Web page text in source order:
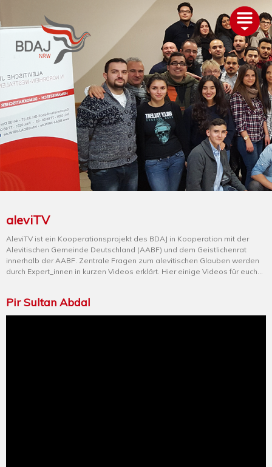
AKTUELLES
ÜBER UNS
TERMINE
GLIEDERUNGEN
PROJEKTE
ALEVITENTUM
SERVICE
aleviTV
AleviTV ist ein Kooperationsprojekt des BDAJ in Kooperation mit der
Alevitischen Gemeinde Deutschland (AABF) und dem Geistlichenrat
innerhalb der AABF. Zentrale Fragen zum alevitischen Glauben werden
durch Expert_innen in kurzen Videos erklärt. Hier einige Videos für euch...
Pir Sultan Abdal